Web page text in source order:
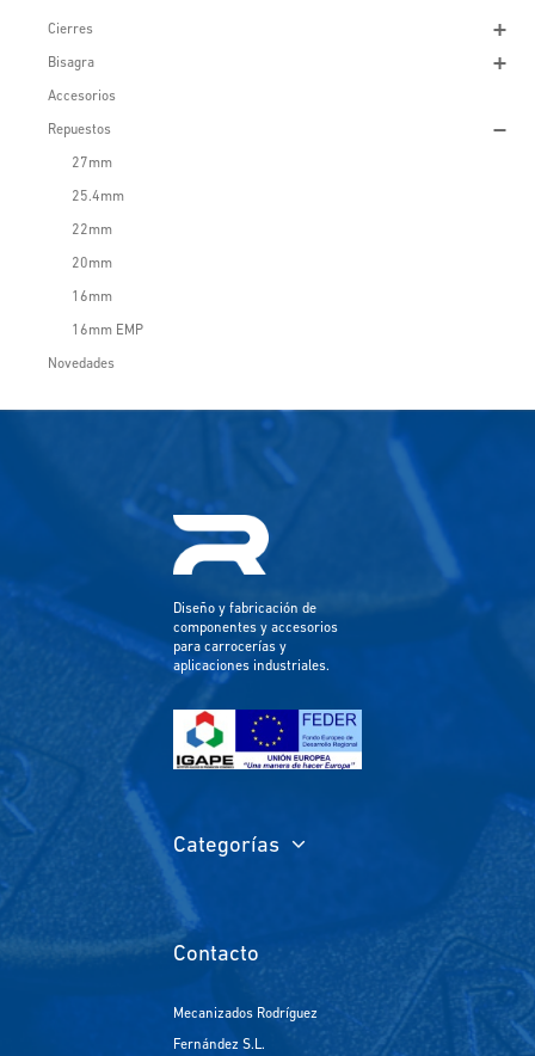
Cierres
Bisagra
Accesorios
Repuestos
27mm
25.4mm
22mm
20mm
16mm
16mm EMP
Novedades
Diseño y fabricación de
componentes y accesorios
para carrocerías y
aplicaciones industriales.
Categorías
Contacto
Mecanizados Rodríguez
Fernández S.L.